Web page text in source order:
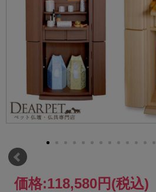
価格:118,580円(税込)